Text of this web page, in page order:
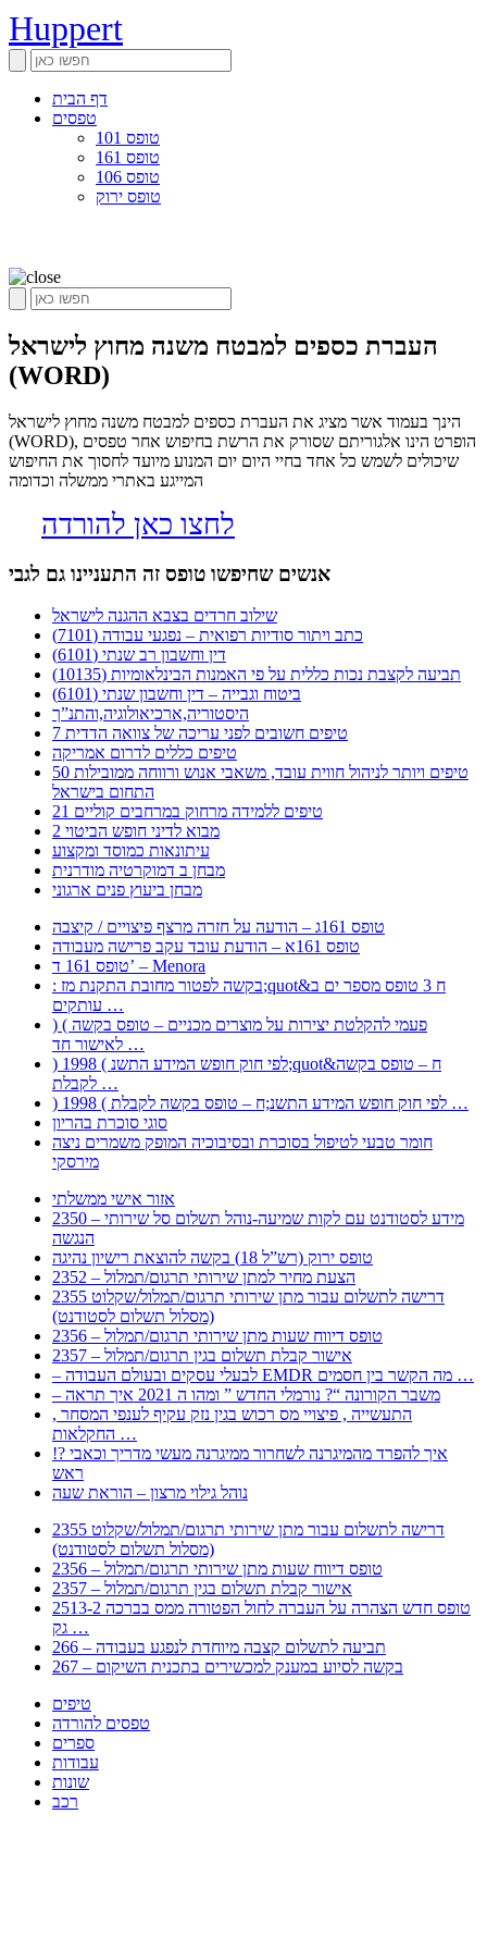
Huppert
דף הבית
טפסים
טופס 101
טופס 161
טופס 106
טופס ירוק
העברת כספים למבטח משנה מחוץ לישראל
(WORD)
הינך בעמוד אשר מציג את העברת כספים למבטח משנה מחוץ לישראל
(WORD), הופרט הינו אלגוריתם שסורק את הרשת בחיפוש אחר טפסים
שיכולים לשמש כל אחד בחיי היום יום המנוע מיועד לחסוך את החיפוש
המייגע באתרי ממשלה וכדומה
לחצו כאן להורדה
אנשים שחיפשו טופס זה התעניינו גם לגבי
שילוב חרדים בצבא ההגנה לישראל
כתב ויתור סודיות רפואית – נפגעי עבודה (7101)
דין וחשבון רב שנתי (6101)
תביעה לקצבת נכות כללית על פי האמנות הבינלאומיות (10135)
ביטוח וגבייה – דין וחשבון שנתי (6101)
היסטוריה,ארכיאולוגיה,והתנ”ך
7 טיפים חשובים לפני עריכה של צוואה הדדית
טיפים כללים לדרום אמריקה
50 טיפים ויותר לניהול חווית עובד, משאבי אנוש ורווחה ממובילות
התחום בישראל
21 טיפים ללמידה מרחוק במרחבים קוליים
מבוא לדיני חופש הביטוי 2
עיתונאות כמוסד ומקצוע
מבחן ב דמוקרטיה מודרנית
מבחן ביעוץ פנים ארגוני
טופס 161ג – הודעה על חזרה מרצף פיצויים / קיצבה
טופס 161א – הודעת עובד עקב פרישה מעבודה
טופס 161 ד’ – Menora
: בקשה לפטור מחובת התקנת מז;quot&ח 3 טופס מספר ים ב
עותקים …
) ( פעמי להקלטת יצירות על מוצרים מכניים – טופס בקשה
לאישור חד …
) 1998 ( לפי חוק חופש המידע התשנ;quot&ח – טופס בקשה
לקבלת …
) 1998 ( לפי חוק חופש המידע התשנ;ח – טופס בקשה לקבלת …
סוגי סוכרת בהריון
חומר טבעי לטיפול בסוכרת ובסיבוכיה המופק משמרים ניצה
מירסקי
אזור אישי ממשלתי
2350 – מידע לסטודנט עם לקות שמיעה-נוהל תשלום סל שירותי
הנגשה
טופס ירוק (רש”ל 18) בקשה להוצאת רישיון נהיגה
2352 – הצעת מחיר למתן שירותי תרגום/תמלול
2355 דרישה לתשלום עבור מתן שירותי תרגום/תמלול/שקלוט
(מסלול תשלום לסטודנט)
2356 – טופס דיווח שעות מתן שירותי תרגום/תמלול
2357 – אישור קבלת תשלום בגין תרגום/תמלול
– לבעלי עסקים ובעולם העבודה EMDR מה הקשר בין חסמים …
– משבר הקורונה “? נורמלי החדש ” ומהו ה 2021 איך תראה
, התעשייה , פיצויי מס רכוש בגין נזק עקיף לענפי המסחר
החקלאות …
!? איך להפרד מהמיגרנה לשחרור ממיגרנה מעשי מדריך וכאבי
ראש
נוהל גילוי מרצון – הוראת שעה
2355 דרישה לתשלום עבור מתן שירותי תרגום/תמלול/שקלוט
(מסלול תשלום לסטודנט)
2356 – טופס דיווח שעות מתן שירותי תרגום/תמלול
2357 – אישור קבלת תשלום בגין תרגום/תמלול
2513-2 טופס חדש הצהרה על העברה לחול הפטורה ממס בברכה
גק …
266 – תביעה לתשלום קצבה מיוחדת לנפגע בעבודה
267 – בקשה לסיוע במענק למכשירים בתכנית השיקום
טיפים
טפסים להורדה
ספרים
עבודות
שונות
רכב